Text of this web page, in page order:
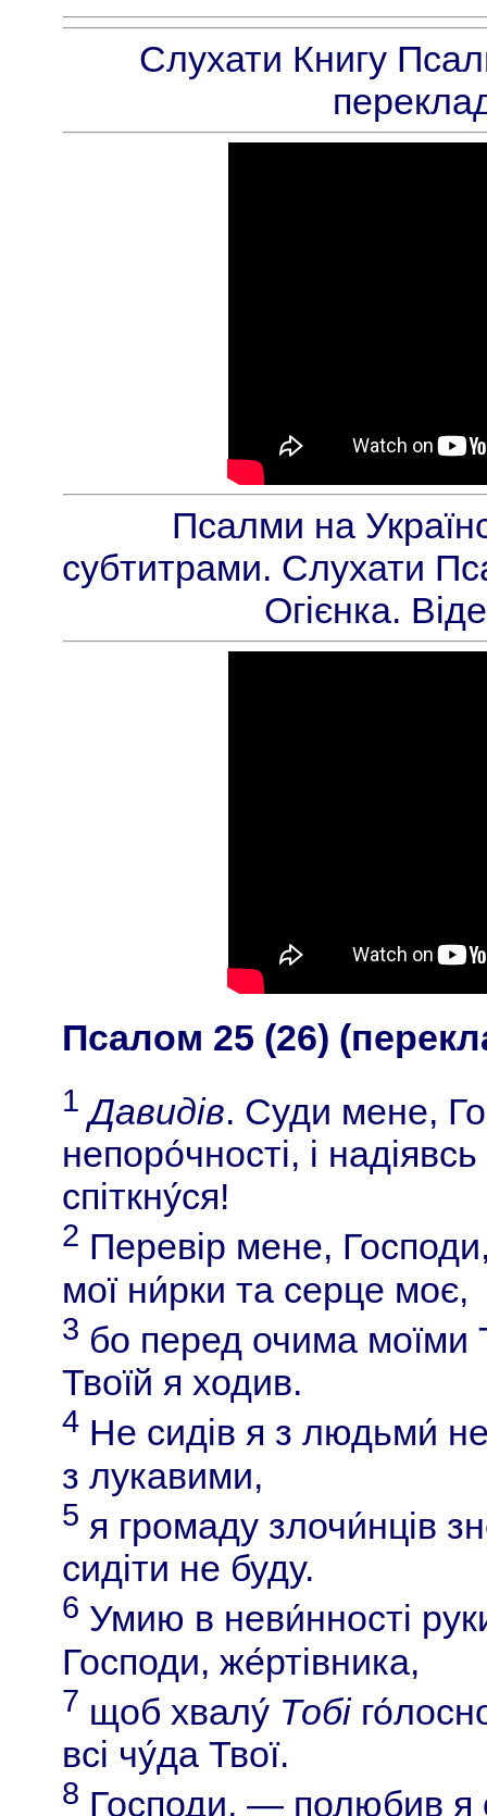
Слухати Книгу
Псалми на
субтитрами. Слухати
Огієнка.
Псалом 25 (26)
1 Давидів. Суди мене,
непоро́чності, і
спіткну́ся!
2 Перевір мене,
мої ни́рки та серце моє,
3 бо перед очима моїми
Твоїй я ходив.
4 Не сидів я з людьми́
з лукавими,
5 я громаду злочи́нців
сидіти не буду.
6 Умию в неви́нності
Господи, же́ртівника,
7 щоб хвалу́ Тобі
всі чу́да Твої.
8 Господи, — полюбив я